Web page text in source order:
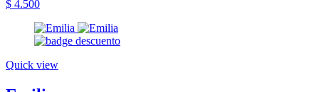
$ 4.500
Quick view